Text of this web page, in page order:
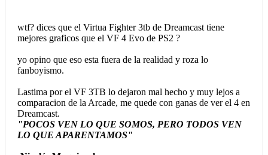
wtf? dices que el Virtua Fighter 3tb de Dreamcast tiene
mejores graficos que el VF 4 Evo de PS2 ?
yo opino que eso esta fuera de la realidad y roza lo
fanboyismo.
Lastima por el VF 3TB lo dejaron mal hecho y muy lejos a
comparacion de la Arcade, me quede con ganas de ver el 4 en
Dreamcast.
"POCOS VEN LO QUE SOMOS, PERO TODOS VEN
LO QUE APARENTAMOS"